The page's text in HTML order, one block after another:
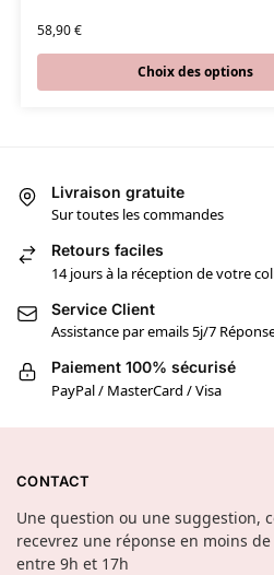
58,90€
Choix des options
Livraison gratuite
Sur toutes les commandes
Retours faciles
14 jours à la réception de votre
Service Client
Assistance par emails 5j/7
Paiement 100% sécurisé
PayPal / MasterCard / Visa
CONTACT
Une question ou une suggestion,
recevrez une réponse en moins
entre 9h et 17h